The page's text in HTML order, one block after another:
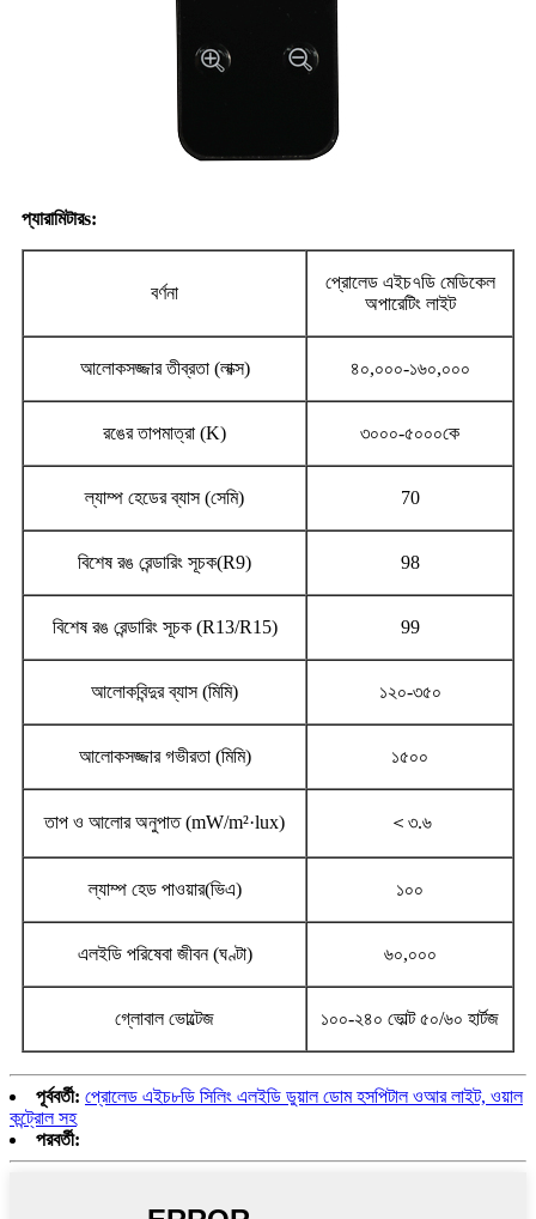
প্যারামিটারs:
বর্ণনা
প্রোলেড এইচ৭ডি মেডিকেল
অপারেটিং লাইট
আলোকসজ্জার তীব্রতা (লাক্স) ৪০,০০০-১৬০,০০০
রঙের তাপমাত্রা (K) ৩০০০-৫০০০কে
ল্যাম্প হেডের ব্যাস (সেমি) 70
বিশেষ রঙ রেন্ডারিং সূচক(R9) 98
বিশেষ রঙ রেন্ডারিং সূচক (R13/R15) 99
আলোকবিন্দুর ব্যাস (মিমি) ১২০-৩৫০
আলোকসজ্জার গভীরতা (মিমি) ১৫০০
তাপ ও ​​আলোর অনুপাত (mW/m²·lux) ＜৩.৬
ল্যাম্প হেড পাওয়ার(ভিএ) ১০০
এলইডি পরিষেবা জীবন (ঘণ্টা) ৬০,০০০
গ্লোবাল ভোল্টেজ ১০০-২৪০ ভোল্ট ৫০/৬০ হার্টজ
পূর্ববর্তী: প্রোলেড এইচ৮ডি সিলিং এলইডি ডুয়াল ডোম হসপিটাল ওআর লাইট, ওয়াল
কন্ট্রোল সহ
পরবর্তী: